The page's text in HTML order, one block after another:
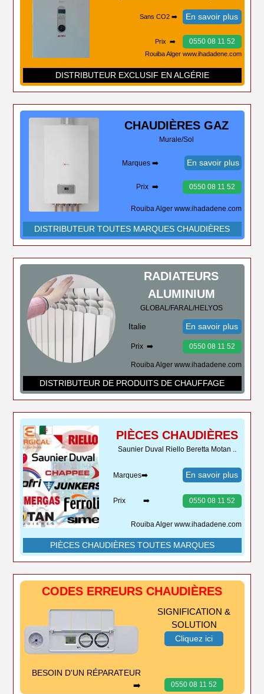
Sans CO2 ➡️ En savoir plus
Prix ➡️ 0550 08 11 52
Rouiba Alger www.ihadadene.com
DISTRIBUTEUR EXCLUSIF EN ALGÉRIE
CHAUDIÈRES GAZ
Murale/Sol
Marques ➡️ En savoir plus
Prix ➡️ 0550 08 11 52
Rouiba Alger www.ihadadene.com
DISTRIBUTEUR TOUTES MARQUES CHAUDIÈRES
RADIATEURS
ALUMINIUM
GLOBAL/FARAL/HELYOS
Italie En savoir plus
Prix ➡️ 0550 08 11 52
Rouiba Alger www.ihadadene.com
DISTRIBUTEUR DE PRODUITS DE CHAUFFAGE
PIÈCES CHAUDIÈRES
Saunier Duval Riello Beretta Motan ..
Marques➡️ En savoir plus
Prix ➡️ 0550 08 11 52
Rouiba Alger www.ihadadene.com
PIÈCES CHAUDIÈRES TOUTES MARQUES
CODES ERREURS CHAUDIÈRES
SIGNIFICATION &
SOLUTION
Cliquez ici
0550 08 11 52
BESOIN D'UN RÉPARATEUR
➡️